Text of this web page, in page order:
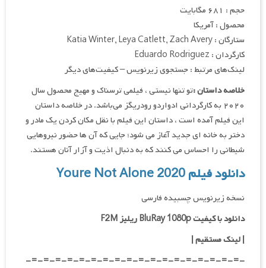
حجم : ۶۸۱ مگابایت
محصول : آمریکا
ستارگان : Katia Winter, Leya Catlett, Zach Avery
کارگردان : Eduardo Rodriguez
لینک‌های مرتبط : جستجوی زیرنویس – کیفیت‌های دیگر
خلاصه داستان :تو تنها نیستی ، فیلمی ترسناک و مهیج محصول سال
۲۰۲۰ به کارگردانی ادواردو رودریگز می‌باشد. در خلاصه داستان
این فیلم آمده است ، داستان این فیلم با نقل مکان کردن یک مادر و
دختر به خانه ای جدید آغاز می شود؛ جایی که آن ها حضور نیروهایی
شیطانی را احساس می کنند که به دنبال اذیت و آزار آنان هستند.
دانلود فیلم Youre Not Alone 2020
نسخه زیرنویس چسبیده فارسی
دانلود با کیفیت BluRay 1080p ریلیز F2M
|لینک مستقیم|
-=-=-=-=-=-=-=-=-=-=-=-=-=-=-=-=-=-=-